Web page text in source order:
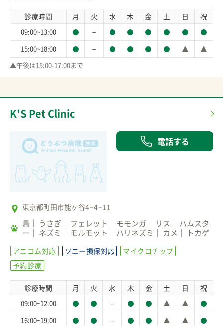
診療時間 月 火 水 木 金 土 日 祝
09:00~13:00 －
15:00~18:00 －
▲午後は15:00-17:00まで
K'S Pet Clinic
電話する
東京都町田市能ヶ谷4−4−11
鳥 うさぎ フェレット モモンガ リス
ハムスタ
ー
ネズミ モルモット ハリネズミ カメ トカゲ
アニコム対応 ソニー損保対応
マイクロチップ
予約診療
診療時間 月 火 水 木 金 土 日 祝
09:00~12:00 －
16:00~19:00 －